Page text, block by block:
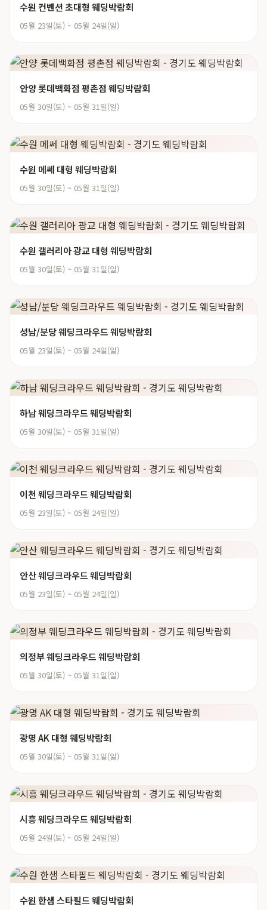
수원 컨벤션 초대형 웨딩박람회
05월 23일(토) ~ 05월 24일(일)
안양 롯데백화점 평촌점 웨딩박람회
05월 30일(토) ~ 05월 31일(일)
수원 메쎄 대형 웨딩박람회
05월 30일(토) ~ 05월 31일(일)
수원 갤러리아 광교 대형 웨딩박람회
05월 30일(토) ~ 05월 31일(일)
성남/분당 웨딩크라우드 웨딩박람회
05월 23일(토) ~ 05월 24일(일)
하남 웨딩크라우드 웨딩박람회
05월 30일(토) ~ 05월 31일(일)
이천 웨딩크라우드 웨딩박람회
05월 23일(토) ~ 05월 24일(일)
안산 웨딩크라우드 웨딩박람회
05월 23일(토) ~ 05월 24일(일)
의정부 웨딩크라우드 웨딩박람회
05월 30일(토) ~ 05월 31일(일)
광명 AK 대형 웨딩박람회
05월 30일(토) ~ 05월 31일(일)
시흥 웨딩크라우드 웨딩박람회
05월 24일(토) ~ 05월 24일(일)
수원 한샘 스타필드 웨딩박람회